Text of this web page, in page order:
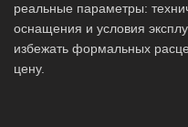
реальные параметры:
оснащения и условия
избежать формальных
цену.